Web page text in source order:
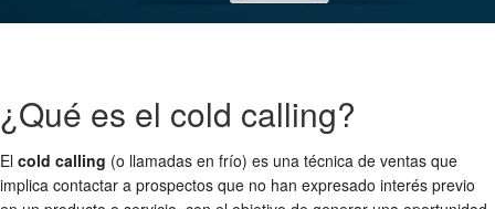
¿Qué es el cold calling?
El cold calling (o llamadas en frío) es una técnica de ventas que
implica contactar a prospectos que no han expresado interés previo